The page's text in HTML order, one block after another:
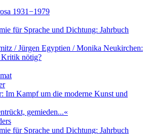
1931−1979
für Sprache und Dichtung: Jahrbuch
/ Jürgen Egyptien / Monika Neukirchen:
nötig?
Im Kampf um die moderne Kunst und
gemieden...«
für Sprache und Dichtung: Jahrbuch